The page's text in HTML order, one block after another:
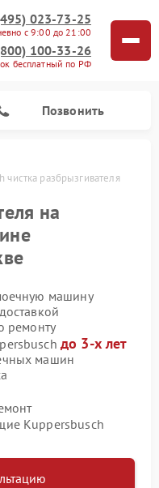
023-73-25
с 9:00 до 21:00
100-33-26
бесплатный по РФ
Позвонить
разбрызгивателя
на
машину
ремонту
до 3-х лет
машин
Kuppersbusch